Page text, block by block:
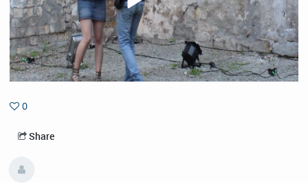
0
Share